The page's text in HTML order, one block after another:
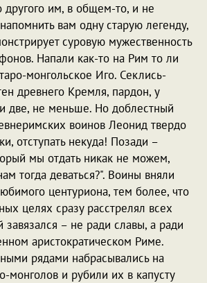
другого им, в общем-то, и не
вам одну старую легенду,
суровую мужественность
Напали как-то на Рим то ли
монгольское Иго. Секлись-
древнего Кремля, пардон, у
две, не меньше. Но доблестный
воинов Леонид твердо
отступать некуда! Позади –
мы отдать никак не можем,
тогда деваться?". Воины вняли
центуриона, тем более, что
целях сразу расстрелял всех
завязался – не ради славы, а ради
аристократическом Риме.
рядами набрасывались на
монголов и рубили их в капусту